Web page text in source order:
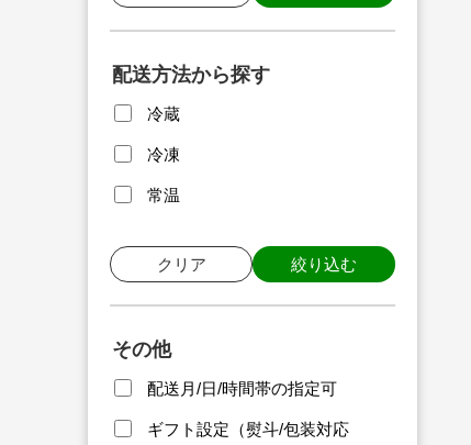
配送方法から探す
冷蔵
冷凍
常温
クリア 絞り込む
その他
配送月/日/時間帯の指定可
ギフト設定（熨斗/包装対応